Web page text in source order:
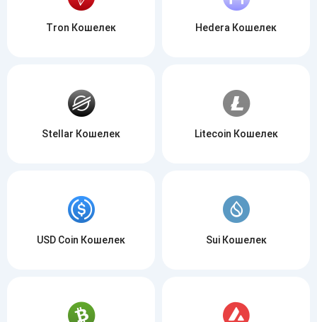
Tron Кошелек Hedera Кошелек
Stellar Кошелек Litecoin Кошелек
USD Coin Кошелек Sui Кошелек